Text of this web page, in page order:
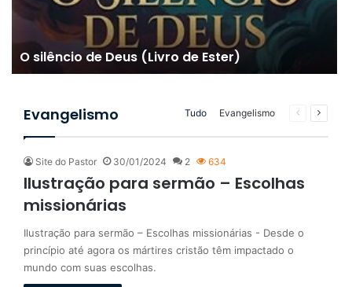
O silêncio de Deus (Livro de Ester)
Evangelismo Tudo Evangelismo
Página
Site do Pastor 30/01/2024 2 634
Ilustração para sermão – Escolhas
missionárias
Ilustração para sermão – Escolhas missionárias - Desde o
princípio até agora os mártires cristão têm impactado o
mundo com suas escolhas.